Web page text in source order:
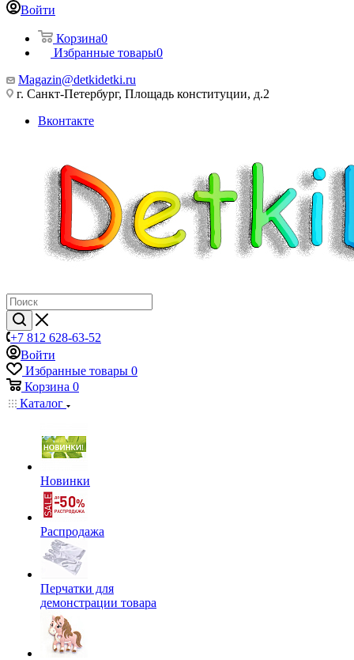
Войти
Корзина0
Избранные товары0
Magazin@detkidetki.ru
г. Санкт-Петербург, Площадь конституции, д.2
Вконтакте
+7 812 628-63-52
Войти
Избранные товары 0
Корзина 0
Каталог
Новинки
Распродажа
Перчатки для
демонстрации товара